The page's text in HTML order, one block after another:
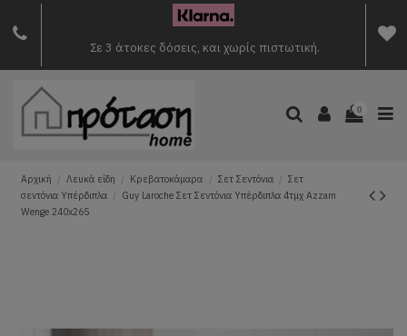
Σε 3 άτοκες δόσεις, και χωρίς πιστωτική.
0
Αρχική Λευκά είδη Κρεβατοκάμαρα Σετ Σεντόνια
Σετ
σεντόνια Υπέρδιπλα
Guy Laroche Σετ Σεντόνια Υπέρδιπλα 4τμχ Azzam
Wenge 240x265